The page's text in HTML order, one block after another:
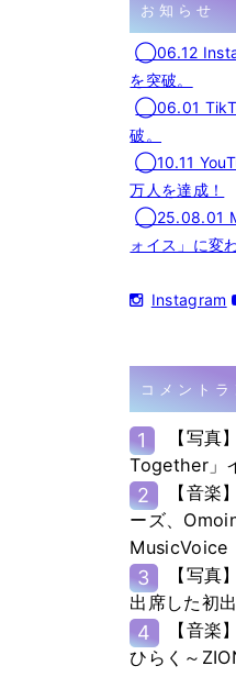
お知らせ
◯06.12
を突破。
◯06.01
破。
◯10.11
万人を達成！
◯25.08.01
ォイス」に変
Instagram
コメント
1
【写真
Together」
2
【音楽
ーズ、
MusicVoice
3
【写真
出席した初
4
【音楽
ひらく～